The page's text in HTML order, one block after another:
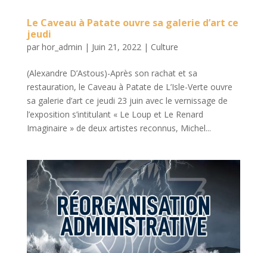
Le Caveau à Patate ouvre sa galerie d’art ce
jeudi
par hor_admin | Juin 21, 2022| Culture
(Alexandre D’Astous)-Après son rachat et sa
restauration, le Caveau à Patate de L’Isle-Verte ouvre
sa galerie d’art ce jeudi 23 juin avec le vernissage de
l’exposition s’intitulant « Le Loup et Le Renard
Imaginaire » de deux artistes reconnus, Michel...